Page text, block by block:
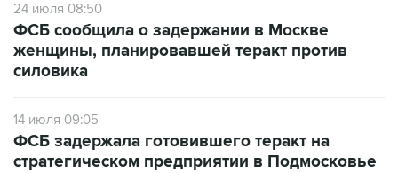
24 июля 08:50
ФСБ сообщила о задержании в Москве
женщины, планировавшей теракт против
силовика
14 июля 09:05
ФСБ задержала готовившего теракт на
стратегическом предприятии в Подмосковье